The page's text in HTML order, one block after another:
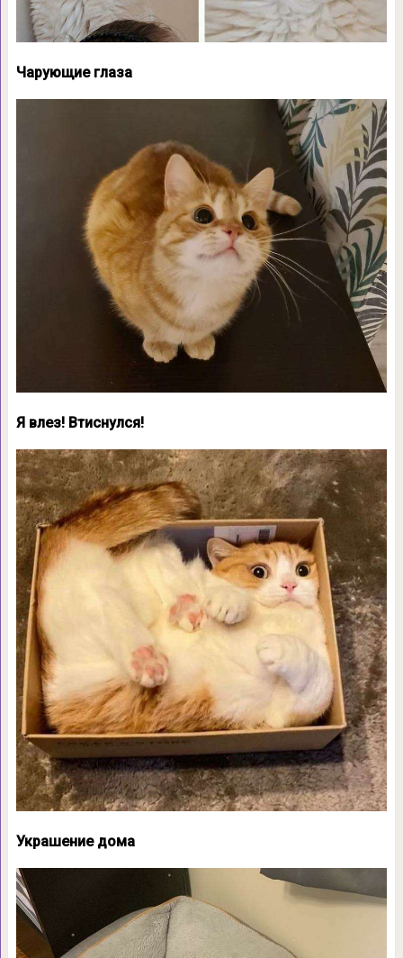
Чарующие глаза
Я влез! Втиснулся!
Украшение дома